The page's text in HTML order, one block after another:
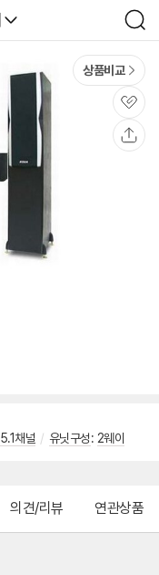
검
색
상품비교
관
심
5.1채널 / 유닛구성: 2웨이
의견/리뷰 연관상품